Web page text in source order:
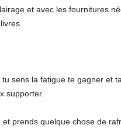
et avec les fournitures
sens la fatigue te gagner et
supporter.
prends quelque chose de